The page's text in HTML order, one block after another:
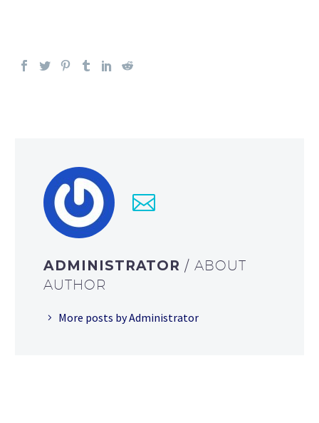
ADMINISTRATOR/ ABOUT
AUTHOR
More posts by Administrator